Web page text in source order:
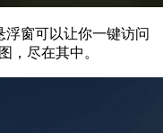
浮窗可以让你一键访问
，尽在其中。